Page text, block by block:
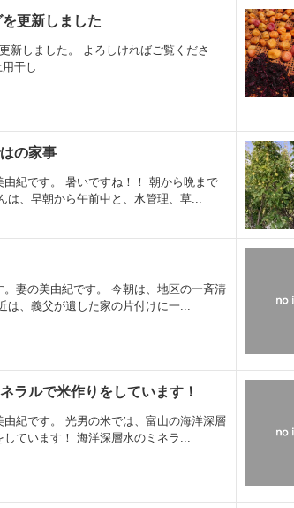
更新しました
新しました。 よろしければご覧くださ
干し
の家事
由紀です。 暑いですね！！ 朝から晩まで
は、早朝から午前中と、水管理、草...
。妻の美由紀です。 今朝は、地区の一斉清
は、義父が遺した家の片付けに一...
ラルで米作りをしています！
由紀です。 光男の米では、富山の海洋深層
しています！ 海洋深層水のミネラ...